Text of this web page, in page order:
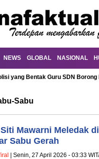
NEWS GLOBAL NASIONAL
yang Bentak Guru SDN
Sabu
Mawarni Meledak
Sabu Gerah
| Senin, 27 April 2026 - 03:33